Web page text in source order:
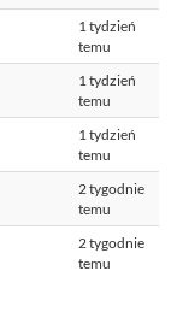
1 tydzień
temu
1 tydzień
temu
1 tydzień
temu
2 tygodnie
temu
2 tygodnie
temu